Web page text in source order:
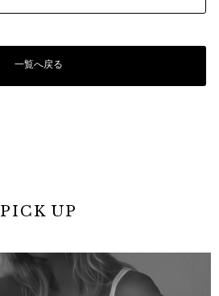
一覧へ戻る
PICK UP